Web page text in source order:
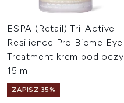
ESPA (Retail) Tri-Active
Resilience Pro Biome Eye
Treatment krem pod oczy
15 ml
ZAPISZ 35%